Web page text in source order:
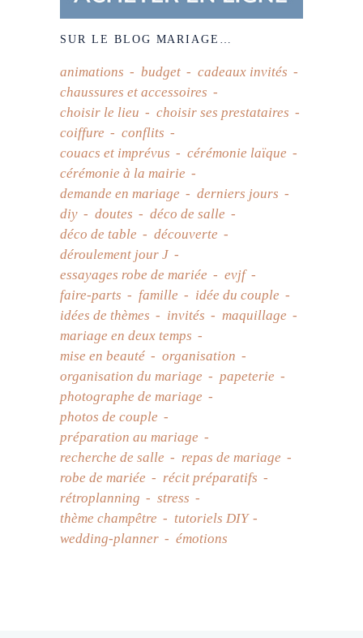
SUR LE BLOG MARIAGE…
animations budget
cadeaux invités
chaussures et accessoires
choisir le lieu
choisir ses prestataires
coiffure
conflits
couacs et imprévus
cérémonie laïque
cérémonie à la mairie
demande en mariage
derniers jours
diy
doutes
déco de salle
déco de table
découverte
déroulement jour J
essayages robe de mariée
evjf
faire-parts
famille
idée du couple
idées de thèmes
invités
maquillage
mariage en deux temps
mise en beauté
organisation
organisation du mariage
papeterie
photographe de mariage
photos de couple
préparation au mariage
recherche de salle
repas de mariage
robe de mariée
récit préparatifs
rétroplanning
stress
thème champêtre
tutoriels DIY
wedding-planner
émotions